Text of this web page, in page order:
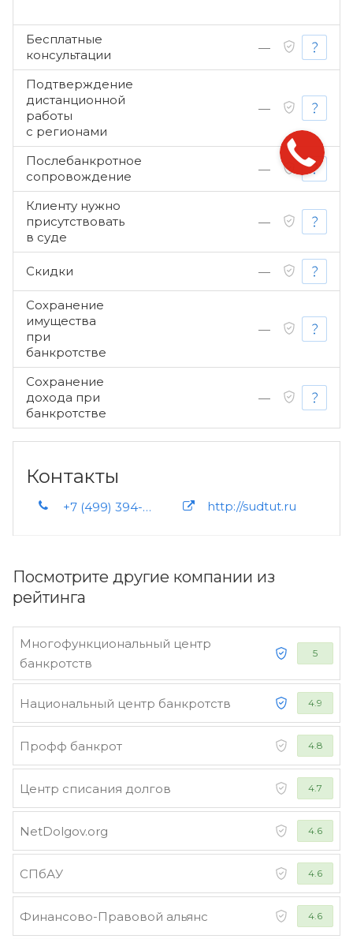
Посмотрите другие компании из
рейтинга
Многофункциональный центр
банкротств
5
Национальный центр банкротств 4.9
Профф банкрот 4.8
Центр списания долгов 4.7
NetDolgov.org 4.6
СПбАУ 4.6
Финансово-Правовой альянс 4.6
Бесплатные
консультации
—
Подтверждение
дистанционной
работы
с регионами
—
Послебанкротное
сопровождение
—
Клиенту нужно
присутствовать
в суде
—
Скидки —
Сохранение
имущества
при
банкротстве
—
Сохранение
дохода при
банкротстве
—
Контакты
+7 (499) 394-66-69 +7 (499) 686-82-21 http://sudtut.ru